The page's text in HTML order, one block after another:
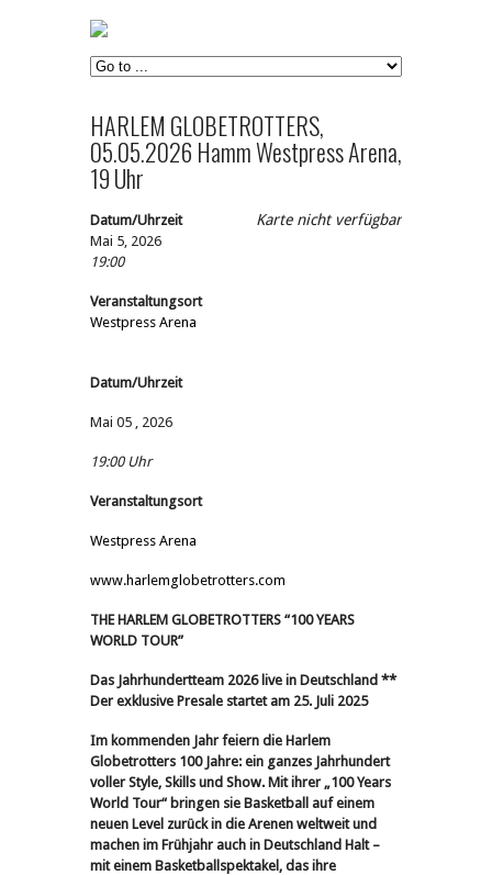
HARLEM GLOBETROTTERS,
05.05.2026 Hamm Westpress Arena,
19 Uhr
Karte nicht verfügbar
Datum/Uhrzeit
Mai 5, 2026
19:00
Veranstaltungsort
Westpress Arena
Datum/Uhrzeit
Mai 05 , 2026
19:00 Uhr
Veranstaltungsort
Westpress Arena
www.harlemglobetrotters.com
THE HARLEM GLOBETROTTERS “100 YEARS
WORLD TOUR”
Das Jahrhundertteam 2026 live in Deutschland **
Der exklusive Presale startet am 25. Juli 2025
Im kommenden Jahr feiern die Harlem
Globetrotters 100 Jahre: ein ganzes Jahrhundert
voller Style, Skills und Show. Mit ihrer „100 Years
World Tour“ bringen sie Basketball auf einem
neuen Level zurück in die Arenen weltweit und
machen im Frühjahr auch in Deutschland Halt –
mit einem Basketballspektakel, das ihre